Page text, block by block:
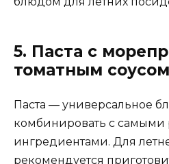
5. Паста с
томатным соусом
Паста — универсальное
комбинировать с самыми
ингредиентами. Для
рекомендуется